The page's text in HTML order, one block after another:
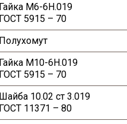
Гайка М6-6Н.019
ГОСТ 5915 – 70
Полухомут
Гайка М10-6Н.019
ГОСТ 5915 – 70
Шайба 10.02 ст 3.019
ГОСТ 11371 –80